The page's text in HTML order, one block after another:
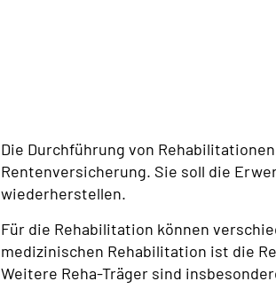
Die Durchführung von
Rentenversicherung. Sie soll die
wiederherstellen.
Für die Rehabilitation können
medizinischen Rehabilitation ist die
Weitere Reha-Träger sind